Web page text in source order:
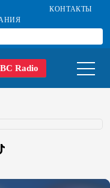
КОНТАКТЫ
Radio